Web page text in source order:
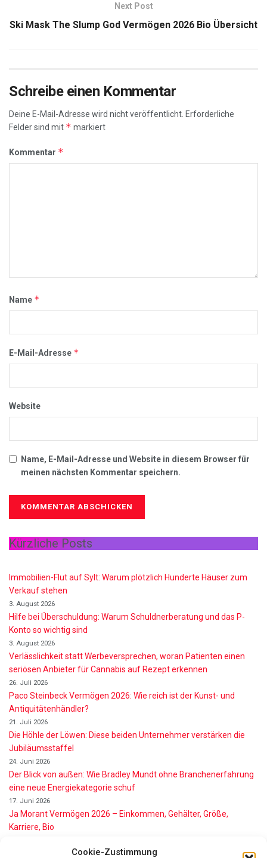
Cookie-Zustimmung
Next Post
Ski Mask The Slump God Vermögen 2026 Bio Übersicht
Schreibe einen Kommentar
Deine E-Mail-Adresse wird nicht veröffentlicht. Erforderliche
Felder sind mit * markiert
Kommentar *
Name *
E-Mail-Adresse *
Website
Name, E-Mail-Adresse und Website in diesem Browser für
meinen nächsten Kommentar speichern.
Kürzliche Posts
Immobilien-Flut auf Sylt: Warum plötzlich Hunderte Häuser zum
Verkauf stehen
3. August 2026
Hilfe bei Überschuldung: Warum Schuldnerberatung und das P-
Konto so wichtig sind
3. August 2026
Verlässlichkeit statt Werbeversprechen, woran Patienten einen
seriösen Anbieter für Cannabis auf Rezept erkennen
26. Juli 2026
Paco Steinbeck Vermögen 2026: Wie reich ist der Kunst- und
Antiquitätenhändler?
21. Juli 2026
Die Höhle der Löwen: Diese beiden Unternehmer verstärken die
Jubiläumsstaffel
24. Juni 2026
Der Blick von außen: Wie Bradley Mundt ohne Branchenerfahrung
eine neue Energiekategorie schuf
17. Juni 2026
Ja Morant Vermögen 2026 – Einkommen, Gehälter, Größe,
Karriere, Bio
Alice Walton Vermögen 2026: So reich ist die Walmart-Erbin